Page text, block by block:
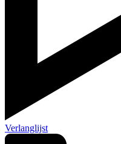
Verlanglijst